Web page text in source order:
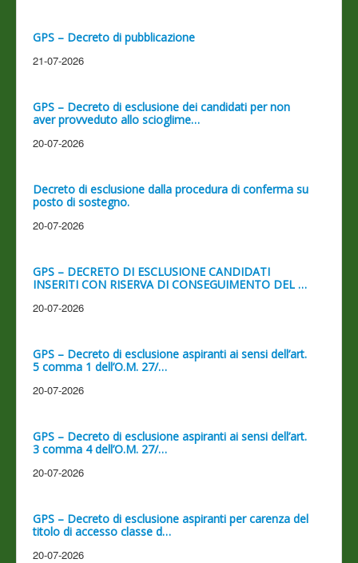
GPS – Decreto di pubblicazione
21-07-2026
GPS – Decreto di esclusione dei candidati per non
aver provveduto allo scioglime…
20-07-2026
Decreto di esclusione dalla procedura di conferma su
posto di sostegno.
20-07-2026
GPS – DECRETO DI ESCLUSIONE CANDIDATI
INSERITI CON RISERVA DI CONSEGUIMENTO DEL …
20-07-2026
GPS – Decreto di esclusione aspiranti ai sensi dell’art.
5 comma 1 dell’O.M. 27/…
20-07-2026
GPS – Decreto di esclusione aspiranti ai sensi dell’art.
3 comma 4 dell’O.M. 27/…
20-07-2026
GPS – Decreto di esclusione aspiranti per carenza del
titolo di accesso classe d…
20-07-2026